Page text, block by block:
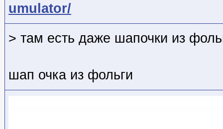
umulator/
> там есть даже шапочки из
шап очка из фольги